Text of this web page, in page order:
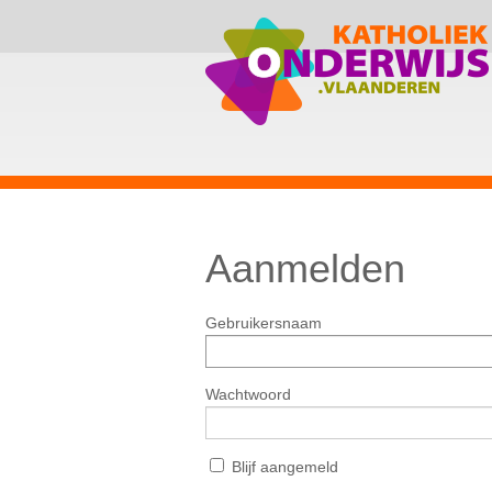
Aanmelden
Gebruikersnaam
Wachtwoord
Blijf aangemeld